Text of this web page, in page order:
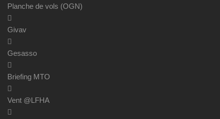
Planche de vols (OGN)
Givav
Gesasso
Briefing MTO
Vent @LFHA